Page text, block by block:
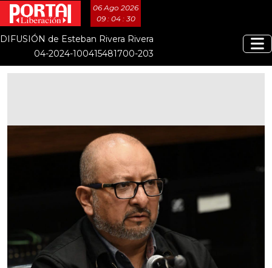
06 Ago 2026
09 : 04 : 31
DIFUSIÓN de Esteban Rivera Rivera
04-2024-100415481700-203